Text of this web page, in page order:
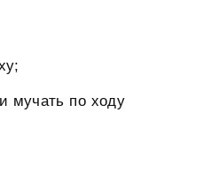
мучать по ходу